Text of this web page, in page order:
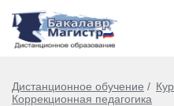
Дистанционное обучение
Коррекционная педагогика